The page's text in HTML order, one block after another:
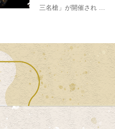
三名槍」が開催され …